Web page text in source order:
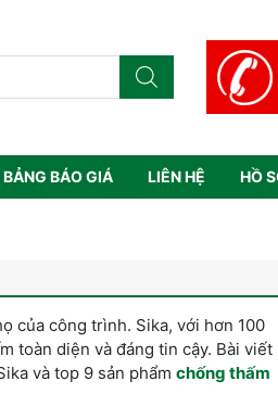
BẢNG BÁO GIÁ LIÊN HỆ HỒ
của công trình. Sika, với hơn 100
toàn diện và đáng tin cậy. Bài viết
và top 9 sản phẩm chống thấm